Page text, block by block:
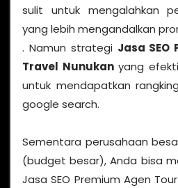
sulit untuk mengalahkan
yang lebih mengandalkan
. Namun strategi Jasa SEO
Travel Nunukanyang
untuk mendapatkan
google search.
Sementara perusahaan
(budget besar), Anda bisa
Jasa SEO Premium Agen